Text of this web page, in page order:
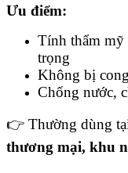
Ưu điểm:
Tính thẩm mỹ
trọng
Không bị
Chống nước,
👉 Thường dùng
thương mại, khu